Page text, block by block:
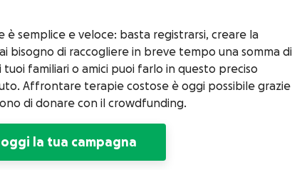
è semplice e veloce: basta registrarsi, creare la
bisogno di raccogliere in breve tempo una somma di
familiari o amici puoi farlo in questo preciso
Affrontare terapie costose è oggi possibile grazie
di donare con il crowdfunding.
oggi la tua campagna